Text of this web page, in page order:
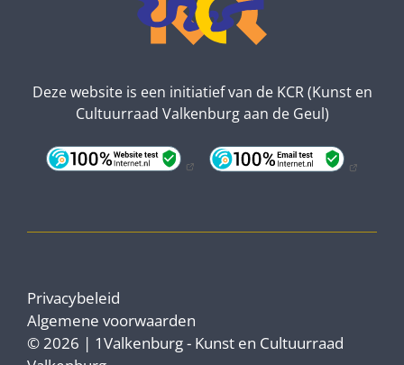
Deze website is een initiatief van de KCR (Kunst en
Cultuurraad Valkenburg aan de Geul)
© 2026 | 1Valkenburg - Kunst en Cultuurraad
Privacybeleid
Algemene voorwaarden